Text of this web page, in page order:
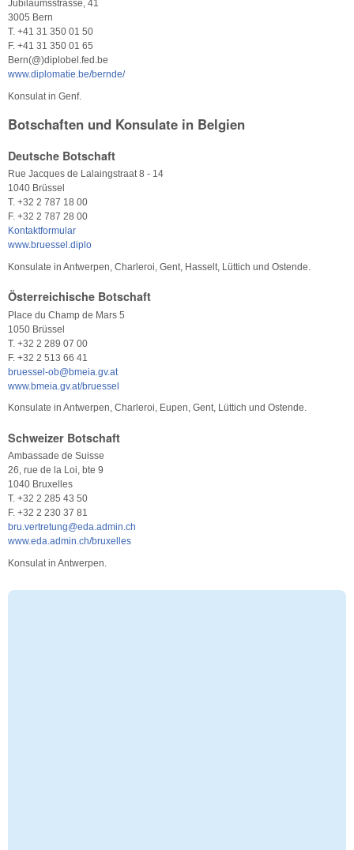
Jubiläumsstrasse, 41
3005 Bern
T. +41 31 350 01 50
F. +41 31 350 01 65
Bern(@)diplobel.fed.be
www.diplomatie.be/bernde/
Konsulat in Genf.
Botschaften und Konsulate in Belgien
Deutsche Botschaft
Rue Jacques de Lalaingstraat 8 - 14
1040 Brüssel
T. +32 2 787 18 00
F. +32 2 787 28 00
Kontaktformular
www.bruessel.diplo
Konsulate in Antwerpen, Charleroi, Gent, Hasselt, Lüttich und Ostende.
Österreichische Botschaft
Place du Champ de Mars 5
1050 Brüssel
T. +32 2 289 07 00
F. +32 2 513 66 41
bruessel-ob@bmeia.gv.at
www.bmeia.gv.at/bruessel
Konsulate in Antwerpen, Charleroi, Eupen, Gent, Lüttich und Ostende.
Schweizer Botschaft
Ambassade de Suisse
26, rue de la Loi, bte 9
1040 Bruxelles
T. +32 2 285 43 50
F. +32 2 230 37 81
bru.vertretung@eda.admin.ch
www.eda.admin.ch/bruxelles
Konsulat in Antwerpen.